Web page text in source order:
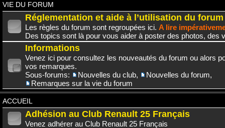
VIE DU FORUM
Réglementation et aide à l’utilisation du forum
Les règles du forum sont regroupées ici. A lire
Des topics sont là pour vous aider à poster des photos, des
Informations
Venez ici pour consultez les nouveautés du forum ou alors
vos remarques.
Sous-forums:
Nouvelles du club, Nouvelles du forum,
Remarques sur la vie du forum
ACCUEIL
Adhésion au Club Renault 25 Français
Venez adhérer au Club Renault 25 Français